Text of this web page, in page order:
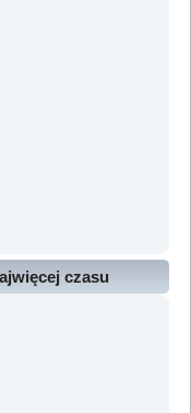
czasu